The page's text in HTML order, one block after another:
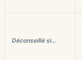
Déconseillé si…